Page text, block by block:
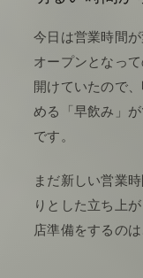
今日は営業時間
オープンとなっ
開けていたので
める「早飲み」
です。
まだ新しい営業
りとした立ち上
店準備をするの